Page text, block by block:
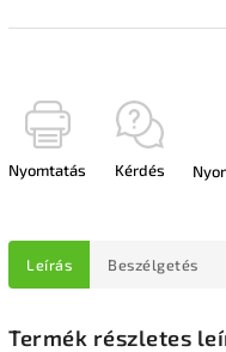
Nyomtatás Kérdés
Leírás Beszélgetés
Termék részletes